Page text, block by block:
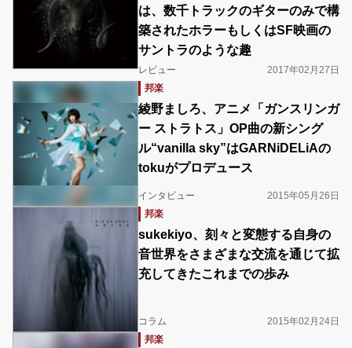
は、数千トラックのギターのみで構
築されたホラーもしくはSF映画の
サントラのような趣
レビュー
2017年02月27日
邦楽
綾野ましろ、アニメ「ガンスリンガ
ー ストラトス」OP曲の新シング
ル“vanilla sky”はGARNiDELiAの
tokuがプロデュース
インタビュー
2015年05月26日
邦楽
sukekiyo、刻々と変態する自身の
音世界をさまざまな交流を通じて拡
充してきたこれまでの歩み
コラム
2015年02月24日
邦楽